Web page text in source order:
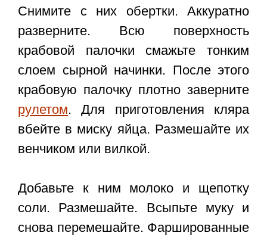
Снимите с них обертки. Аккуратно
разверните. Всю поверхность
крабовой палочки смажьте тонким
слоем сырной начинки. После этого
крабовую палочку плотно заверните
рулетом. Для приготовления кляра
вбейте в миску яйца. Размешайте их
венчиком или вилкой.
Добавьте к ним молоко и щепотку
соли. Размешайте. Всыпьте муку и
снова перемешайте. Фаршированные